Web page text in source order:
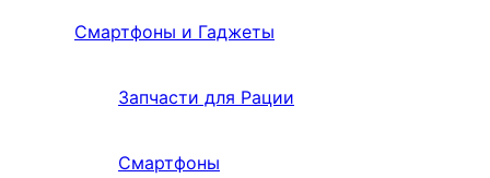
Смартфоны и Гаджеты
Запчасти для Рации
Смартфоны